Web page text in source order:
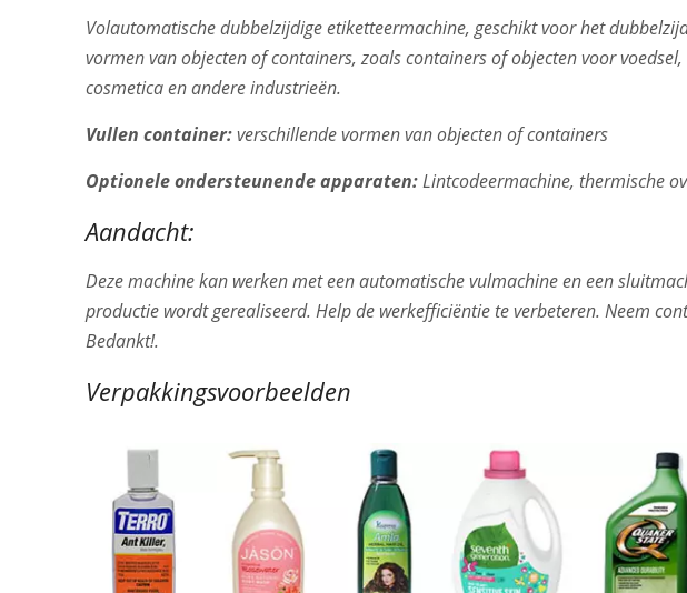
Volautomatische dubbelzijdige etiketteermachine, geschikt voor het
vormen van objecten of containers, zoals containers of objecten voor
cosmetica en andere industrieën.
Vullen container:verschillende vormen van objecten of containers
Optionele ondersteunende apparaten:Lintcodeermachine, thermische
Aandacht:
Deze machine kan werken met een automatische vulmachine en een
productie wordt gerealiseerd. Help de werkefficiëntie te verbeteren. Neem
Bedankt!.
Verpakkingsvoorbeelden